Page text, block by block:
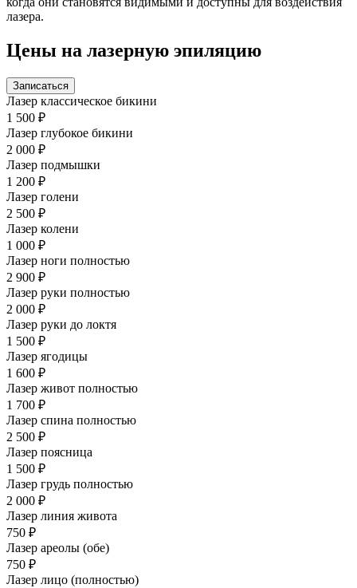
лазера.
Цены на лазерную эпиляцию
Записаться
Лазер классическое бикини
1 500 ₽
Лазер глубокое бикини
2 000 ₽
Лазер подмышки
1 200 ₽
Лазер голени
2 500 ₽
Лазер колени
1 000 ₽
Лазер ноги полностью
2 900 ₽
Лазер руки полностью
2 000 ₽
Лазер руки до локтя
1 500 ₽
Лазер ягодицы
1 600 ₽
Лазер живот полностью
1 700 ₽
Лазер спина полностью
2 500 ₽
Лазер поясница
1 500 ₽
Лазер грудь полностью
2 000 ₽
Лазер линия живота
750 ₽
Лазер ареолы (обе)
750 ₽
Лазер лицо (полностью)